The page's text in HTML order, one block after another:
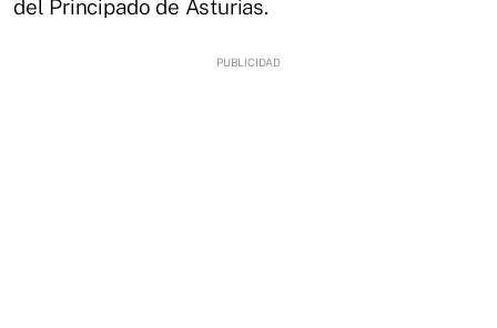
del Principado de Asturias.